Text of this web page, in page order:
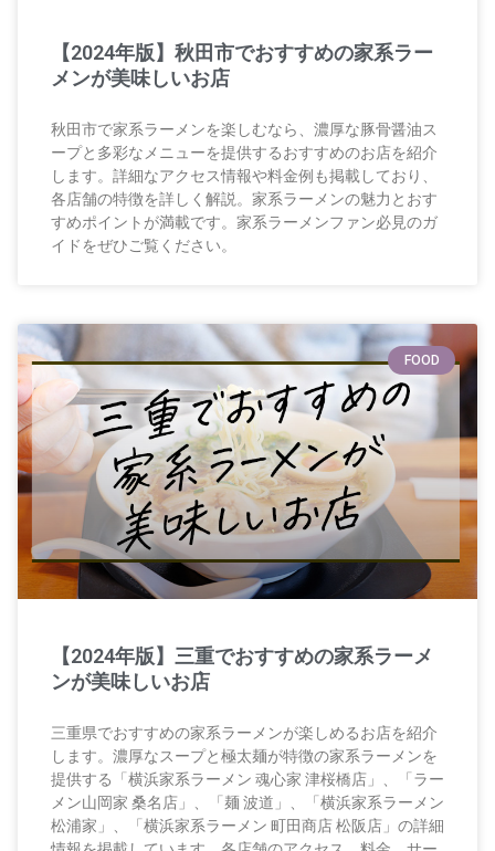
【2024年版】秋田市でおすすめの家系ラー
メンが美味しいお店
秋田市で家系ラーメンを楽しむなら、濃厚な豚骨醤油ス
ープと多彩なメニューを提供するおすすめのお店を紹介
します。詳細なアクセス情報や料金例も掲載しており、
各店舗の特徴を詳しく解説。家系ラーメンの魅力とおす
すめポイントが満載です。家系ラーメンファン必見のガ
イドをぜひご覧ください。
FOOD
【2024年版】三重でおすすめの家系ラーメ
ンが美味しいお店
三重県でおすすめの家系ラーメンが楽しめるお店を紹介
します。濃厚なスープと極太麺が特徴の家系ラーメンを
提供する「横浜家系ラーメン 魂心家 津桜橋店」、「ラー
メン山岡家 桑名店」、「麺 波道」、「横浜家系ラーメン
松浦家」、「横浜家系ラーメン 町田商店 松阪店」の詳細